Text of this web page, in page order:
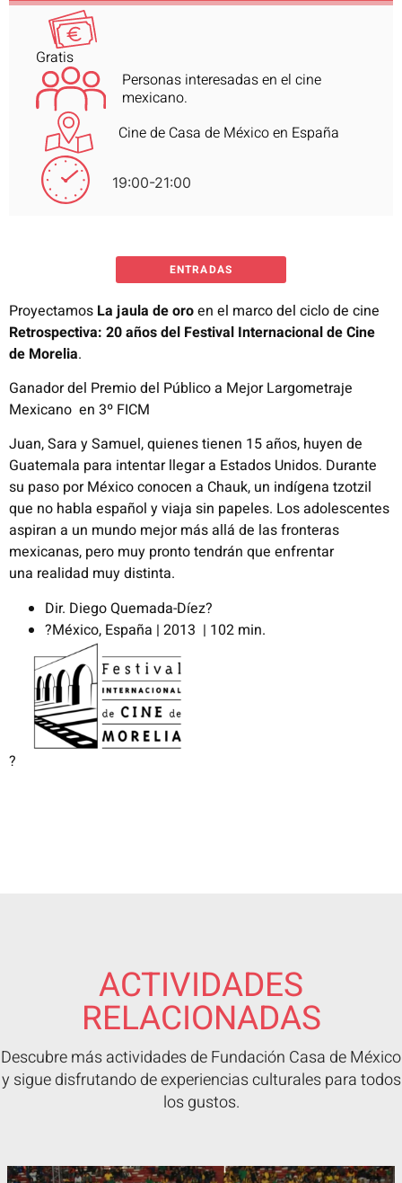
Gratis
Personas interesadas en el cine
mexicano.
Cine de Casa de México en España
19:00-21:00
ENTRADAS
Proyectamos La jaula de oroen el marco del ciclo de cine
Retrospectiva: 20 años del Festival Internacional de Cine
de Morelia.
Ganador del Premio del Público a Mejor Largometraje
Mexicano en 3º FICM
Juan, Sara y Samuel, quienes tienen 15 años, huyen de
Guatemala para intentar llegar a Estados Unidos. Durante
su paso por Méxicoconocen a Chauk, un indígena tzotzil
que no habla español y viaja sin papeles. Los adolescentes
aspiran a un mundo mejor más allá de las fronteras
mexicanas, pero muy pronto tendrán que enfrentar
una realidad muy distinta.
Dir. Diego Quemada-Díez?
?México, España | 2013 | 102 min.
?
ACTIVIDADES
RELACIONADAS
Descubre más actividades de Fundación Casa de México
y sigue disfrutando de experiencias culturales para todos
los gustos.